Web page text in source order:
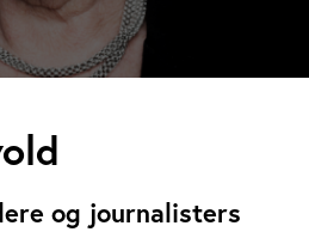
og journalisters